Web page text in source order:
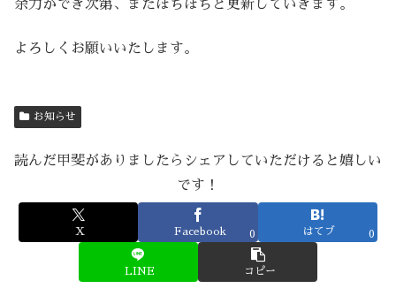
余力ができ次第、またぼちぼちと更新していきます。
よろしくお願いいたします。
お知らせ
読んだ甲斐がありましたらシェアしていただけると嬉しい
です！
X Facebook 0 はてブ 0
LINE コピー